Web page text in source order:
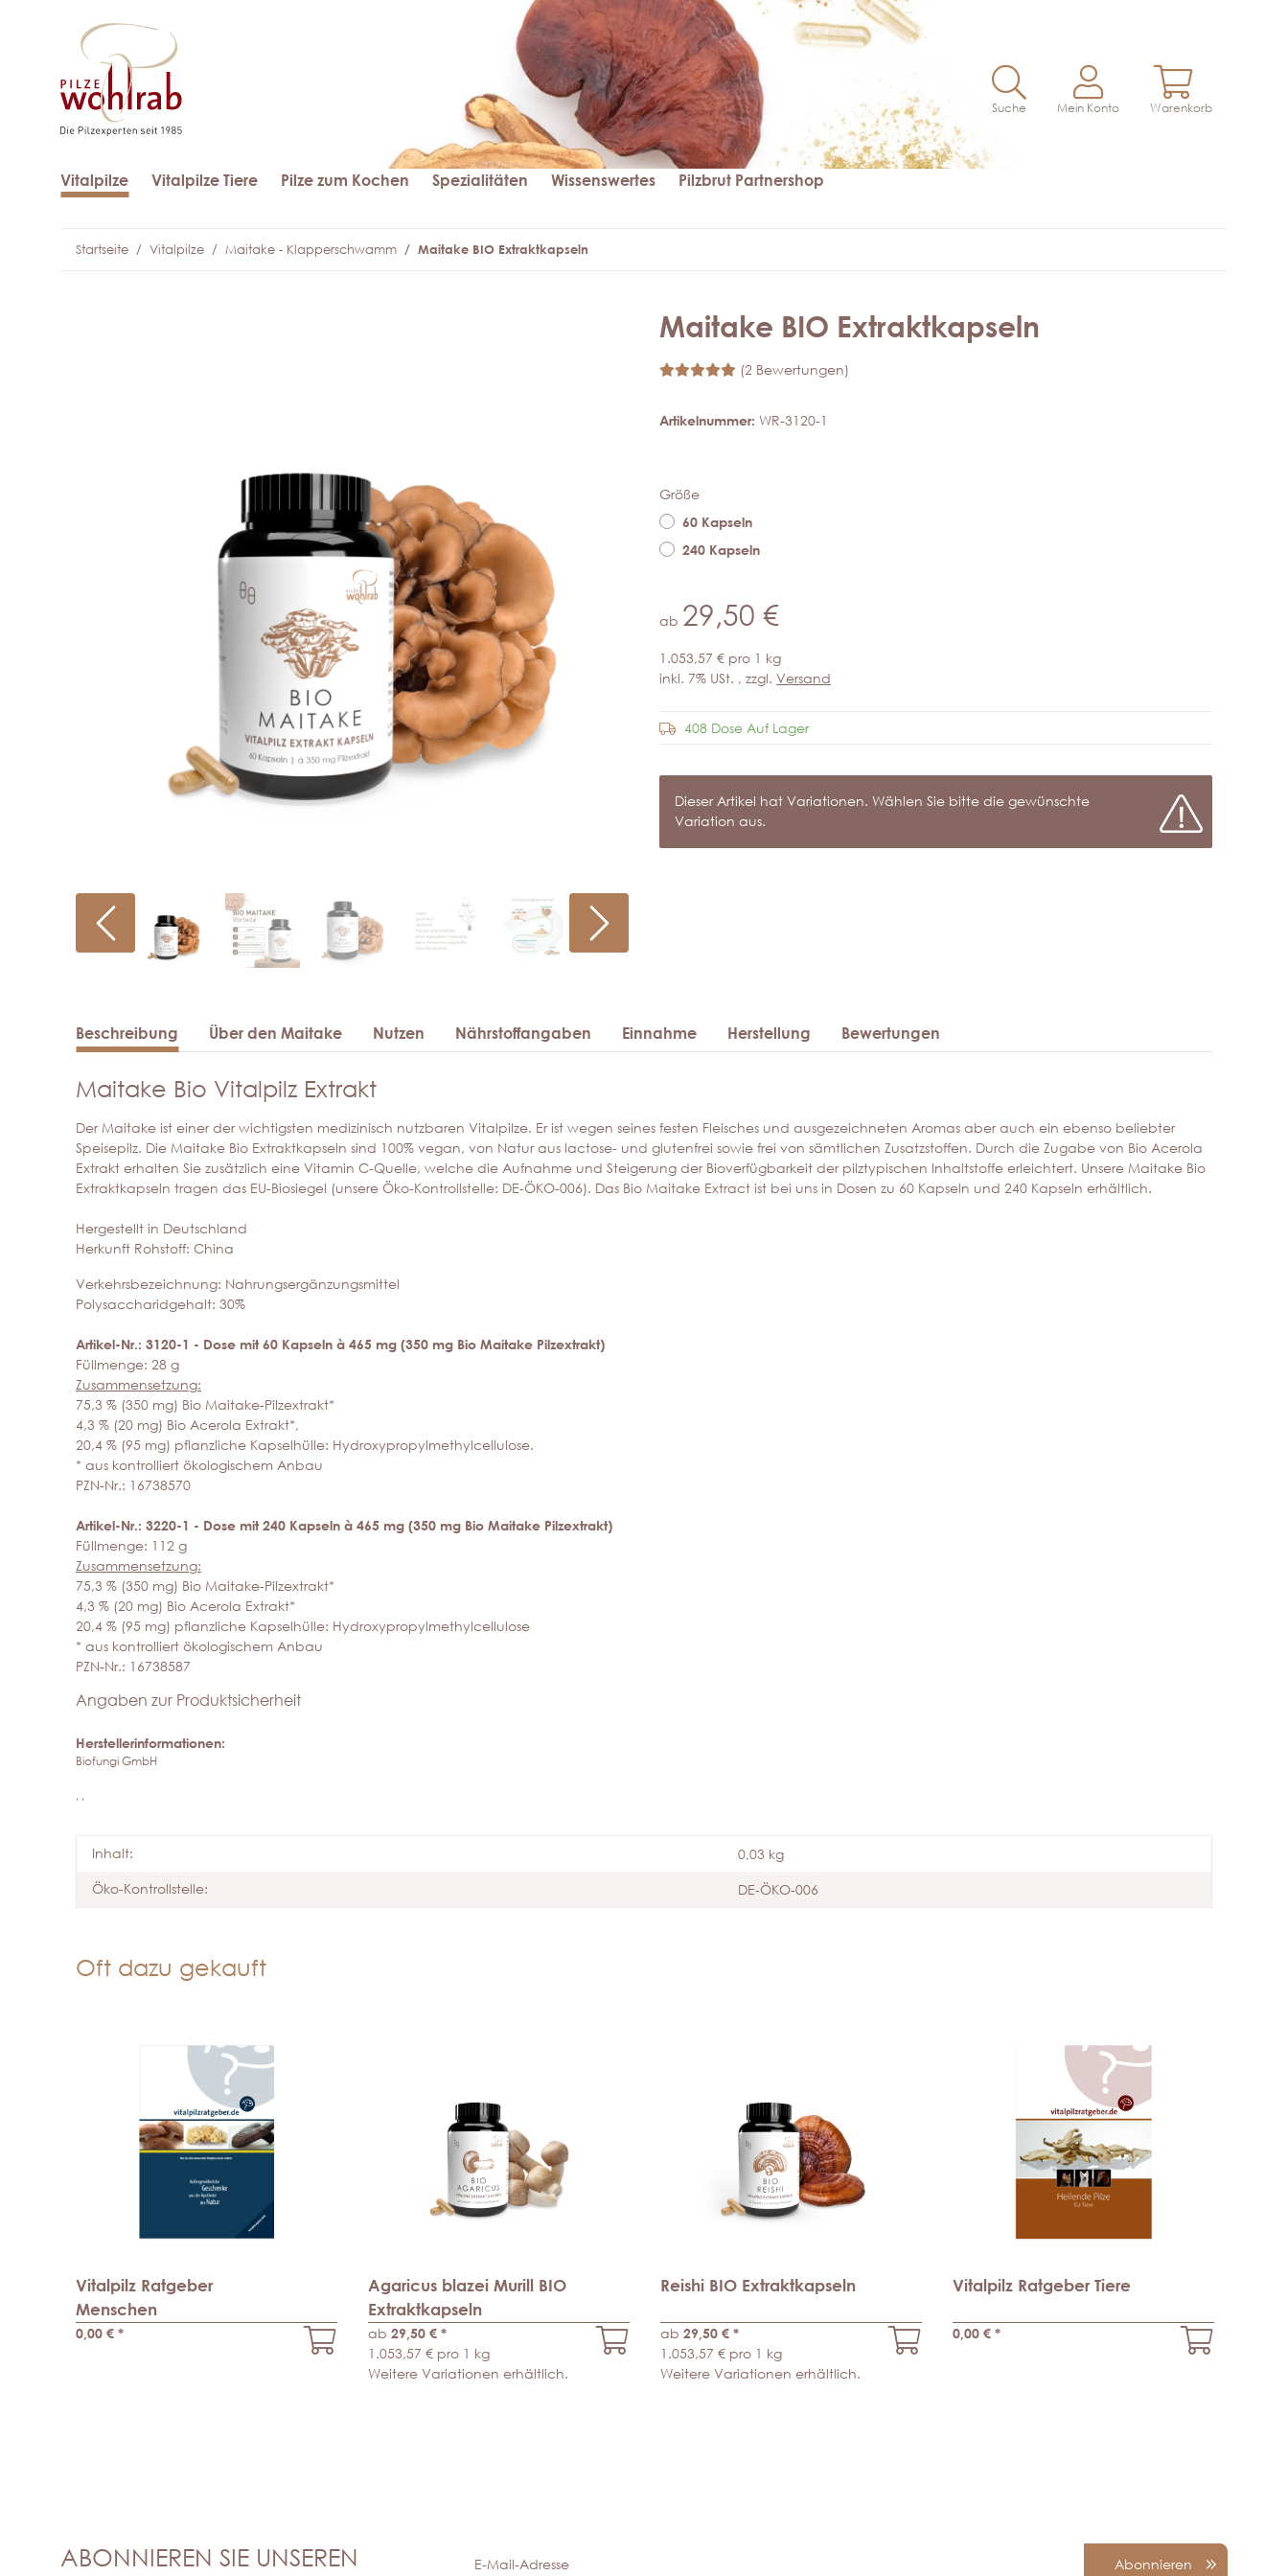
Suche Mein Konto Warenkorb
Vitalpilze Vitalpilze Tiere Pilze zum Kochen Spezialitäten Wissenswertes Pilzbrut Partnershop
Startseite Vitalpilze Maitake - Klapperschwamm Maitake BIO Extraktkapseln
Maitake BIO Extraktkapseln
(2 Bewertungen)
Artikelnummer: WR-3120-1
Größe
60 Kapseln
240 Kapseln
ab 29,50 €
1.053,57 € pro 1 kg
inkl. 7% USt. , zzgl. Versand
408 Dose Auf Lager
x
Dieser Artikel hat Variationen. Wählen Sie bitte die gewünschte
Variation aus.
Beschreibung Über den Maitake Nutzen Nährstoffangaben Einnahme Herstellung Bewertungen
Maitake Bio Vitalpilz Extrakt
Der Maitake ist einer der wichtigsten medizinisch nutzbaren Vitalpilze. Er ist wegen seines festen Fleisches und ausgezeichneten Aromas aber auch ein ebenso beliebter
Speisepilz. Die Maitake Bio Extraktkapseln sind 100% vegan, von Natur aus lactose- und glutenfrei sowie frei von sämtlichen Zusatzstoffen. Durch die Zugabe von Bio Acerola
Extrakt erhalten Sie zusätzlich eine Vitamin C-Quelle, welche die Aufnahme und Steigerung der Bioverfügbarkeit der pilztypischen Inhaltstoffe erleichtert. Unsere Maitake Bio
Extraktkapseln tragen das EU-Biosiegel (unsere Öko-Kontrollstelle: DE-ÖKO-006). Das Bio Maitake Extract ist bei uns in Dosen zu 60 Kapseln und 240 Kapseln erhältlich.
Hergestellt in Deutschland
Herkunft Rohstoff: China
Verkehrsbezeichnung: Nahrungsergänzungsmittel
Polysaccharidgehalt: 30%
Artikel-Nr.: 3120-1 - Dose mit 60 Kapseln à 465 mg (350 mg Bio Maitake Pilzextrakt)
Füllmenge: 28 g
Zusammensetzung:
75,3 % (350 mg) Bio Maitake-Pilzextrakt*
4,3 % (20 mg) Bio Acerola Extrakt*,
20,4 % (95 mg) pflanzliche Kapselhülle: Hydroxypropylmethylcellulose.
* aus kontrolliert ökologischem Anbau
PZN-Nr.: 16738570
Artikel-Nr.: 3220-1 - Dose mit 240 Kapseln à 465 mg (350 mg Bio Maitake Pilzextrakt)
Füllmenge: 112 g
Zusammensetzung:
75,3 % (350 mg) Bio Maitake-Pilzextrakt*
4,3 % (20 mg) Bio Acerola Extrakt*
20,4 % (95 mg) pflanzliche Kapselhülle: Hydroxypropylmethylcellulose
* aus kontrolliert ökologischem Anbau
PZN-Nr.: 16738587
Angaben zur Produktsicherheit
Herstellerinformationen:
Biofungi GmbH
, ,
Inhalt: 0,03 kg
Öko-Kontrollstelle: DE-ÖKO-006
Oft dazu gekauft
Vitalpilz Ratgeber
Menschen
0,00 € *
Agaricus blazei Murill BIO
Extraktkapseln
ab 29,50 € *
1.053,57 € pro 1 kg
Weitere Variationen erhältlich.
Reishi BIO Extraktkapseln
ab 29,50 € *
1.053,57 € pro 1 kg
Weitere Variationen erhältlich.
Vitalpilz Ratgeber Tiere
0,00 € *
ABONNIEREN SIE UNSEREN Abonnieren